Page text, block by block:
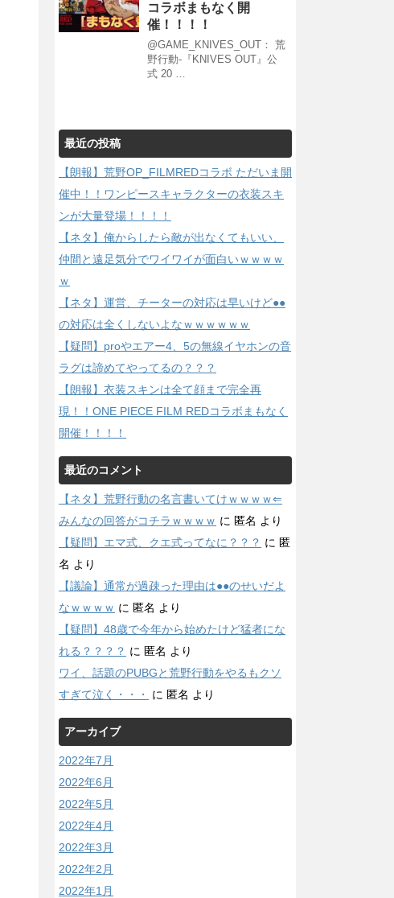
コラボまもなく開
催！！！！
@GAME_KNIVES_OUT： 荒
野行動-『KNIVES OUT』公
式 20 …
最近の投稿
【朗報】荒野OP_FILMREDコラボ ただいま開
催中！！ワンピースキャラクターの衣装スキ
ンが大量登場！！！！
【ネタ】俺からしたら敵が出なくてもいい、
仲間と遠足気分でワイワイが面白いｗｗｗｗ
ｗ
【ネタ】運営、チーターの対応は早いけど●●
の対応は全くしないよなｗｗｗｗｗｗ
【疑問】proやエアー4、5の無線イヤホンの音
ラグは諦めてやってるの？？？
【朗報】衣装スキンは全て顔まで完全再
現！！ONE PIECE FILM REDコラボまもなく
開催！！！！
最近のコメント
【ネタ】荒野行動の名言書いてけｗｗｗｗ⇐
みんなの回答がコチラｗｗｗｗ に 匿名 より
【疑問】エマ式、クエ式ってなに？？？ に 匿
名 より
【議論】通常が過疎った理由は●●のせいだよ
なｗｗｗｗ に 匿名 より
【疑問】48歳で今年から始めたけど猛者にな
れる？？？？ に 匿名 より
ワイ、話題のPUBGと荒野行動をやるもクソ
すぎて泣く・・・
に 匿名 より
アーカイブ
2022年7月
2022年6月
2022年5月
2022年4月
2022年3月
2022年2月
2022年1月